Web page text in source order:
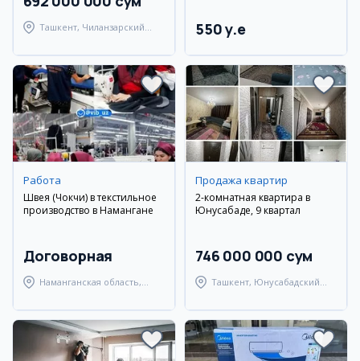
Ташкент, Чиланзарский
550 y.e
Работа
Швея (Чокчи) в текстильное
производство в Намангане
Договорная
Наманганская область,
Продажа квартир
2-комнатная квартира в
Юнусабаде, 9 квартал
746 000 000 сум
Ташкент, Юнусабадский